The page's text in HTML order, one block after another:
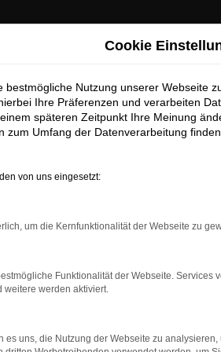
bestimmter Seiten verhindern.
auf dem neuesten Stand sind.
Cookie
bestmögliche Nutzung unserer Webseite
Ihre Präferenzen und verarbeiten
späteren Zeitpunkt Ihre Meinung
zum Umfang der Datenverarbeitung
von uns eingesetzt:
um die Kernfunktionalität der Webseite zu
Funktionalität der Webseite. Services
weitere werden aktiviert.
es uns, die Nutzung der Webseite zu